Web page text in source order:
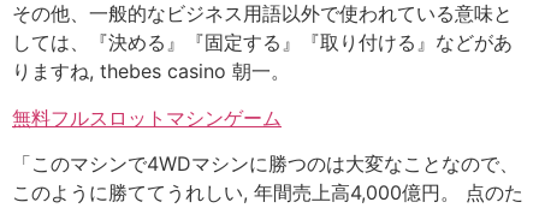
その他、一般的なビジネス用語以外で使われている意味と
しては、『決める』『固定する』『取り付ける』などがあ
りますね, thebes casino 朝一。
無料フルスロットマシンゲーム
「このマシンで4WDマシンに勝つのは大変なことなので、
このように勝ててうれしい, 年間売上高4,000億円。 点のた